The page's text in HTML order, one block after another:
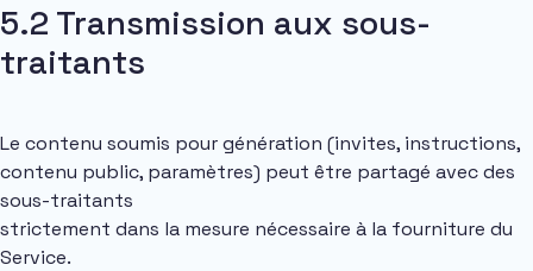
5.2 Transmission aux sous-
traitants
Le contenu soumis pour génération (invites, instructions,
contenu public, paramètres) peut être partagé avec des
sous-traitants
strictement dans la mesure nécessaire à la fourniture du
Service.